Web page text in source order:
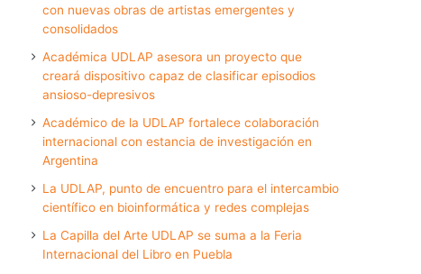
con nuevas obras de artistas emergentes y
consolidados
Académica UDLAP asesora un proyecto que
creará dispositivo capaz de clasificar episodios
ansioso-depresivos
Académico de la UDLAP fortalece colaboración
internacional con estancia de investigación en
Argentina
La UDLAP, punto de encuentro para el intercambio
científico en bioinformática y redes complejas
La Capilla del Arte UDLAP se suma a la Feria
Internacional del Libro en Puebla